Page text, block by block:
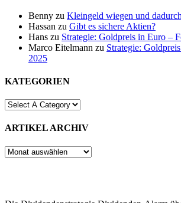
Benny zu Kleingeld wiegen und
Hassan zu Gibt es sichere Aktien?
Hans zu Strategie: Goldpreis in Euro –
Marco Eitelmann zu Strategie:
2025
KATEGORIEN
ARTIKEL ARCHIV
ARTIKEL